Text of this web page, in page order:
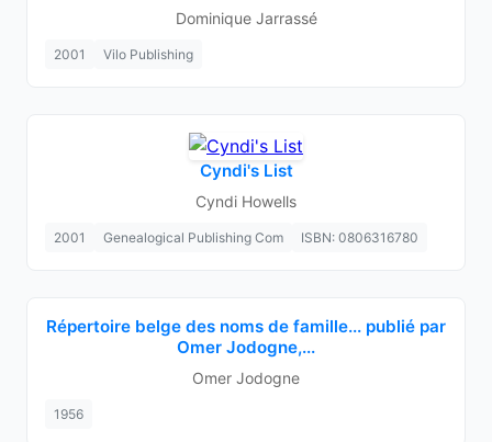
Dominique Jarrassé
2001 Vilo Publishing
Cyndi's List
Cyndi Howells
2001 Genealogical Publishing Com ISBN: 0806316780
Répertoire belge des noms de famille... publié par
Omer Jodogne,...
Omer Jodogne
1956